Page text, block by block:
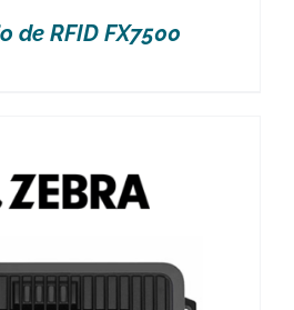
de RFID FX7500